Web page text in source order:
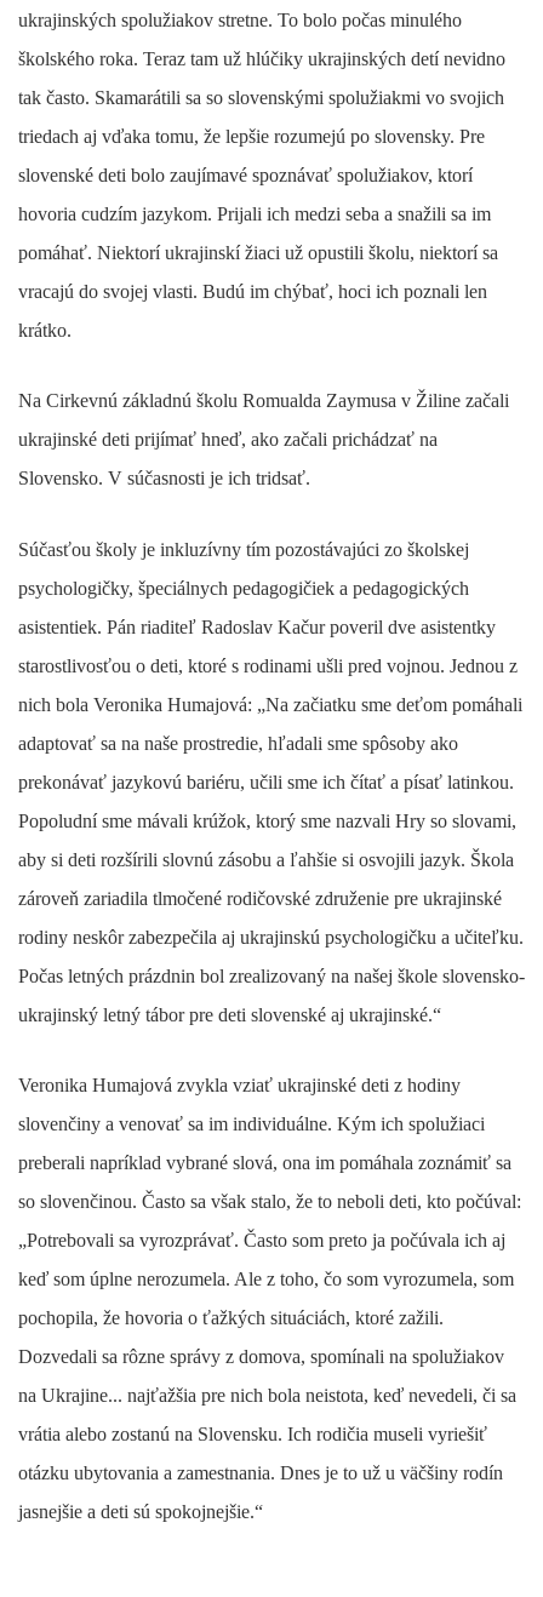
ukrajinských spolužiakov stretne. To bolo počas minulého
školského roka. Teraz tam už hlúčiky ukrajinských detí nevidno
tak často. Skamarátili sa so slovenskými spolužiakmi vo svojich
triedach aj vďaka tomu, že lepšie rozumejú po slovensky. Pre
slovenské deti bolo zaujímavé spoznávať spolužiakov, ktorí
hovoria cudzím jazykom. Prijali ich medzi seba a snažili sa im
pomáhať. Niektorí ukrajinskí žiaci už opustili školu, niektorí sa
vracajú do svojej vlasti. Budú im chýbať, hoci ich poznali len
krátko.
Na Cirkevnú základnú školu Romualda Zaymusa v Žiline začali
ukrajinské deti prijímať hneď, ako začali prichádzať na
Slovensko. V súčasnosti je ich tridsať.
Súčasťou školy je inkluzívny tím pozostávajúci zo školskej
psychologičky, špeciálnych pedagogičiek a pedagogických
asistentiek. Pán riaditeľ Radoslav Kačur poveril dve asistentky
starostlivosťou o deti, ktoré s rodinami ušli pred vojnou. Jednou z
nich bola Veronika Humajová: „Na začiatku sme deťom pomáhali
adaptovať sa na naše prostredie, hľadali sme spôsoby ako
prekonávať jazykovú bariéru, učili sme ich čítať a písať latinkou.
Popoludní sme mávali krúžok, ktorý sme nazvali Hry so slovami,
aby si deti rozšírili slovnú zásobu a ľahšie si osvojili jazyk. Škola
zároveň zariadila tlmočené rodičovské združenie pre ukrajinské
rodiny neskôr zabezpečila aj ukrajinskú psychologičku a učiteľku.
Počas letných prázdnin bol zrealizovaný na našej škole slovensko-
ukrajinský letný tábor pre deti slovenské aj ukrajinské.“
Veronika Humajová zvykla vziať ukrajinské deti z hodiny
slovenčiny a venovať sa im individuálne. Kým ich spolužiaci
preberali napríklad vybrané slová, ona im pomáhala zoznámiť sa
so slovenčinou. Často sa však stalo, že to neboli deti, kto počúval:
„Potrebovali sa vyrozprávať. Často som preto ja počúvala ich aj
keď som úplne nerozumela. Ale z toho, čo som vyrozumela, som
pochopila, že hovoria o ťažkých situáciách, ktoré zažili.
Dozvedali sa rôzne správy z domova, spomínali na spolužiakov
na Ukrajine... najťažšia pre nich bola neistota, keď nevedeli, či sa
vrátia alebo zostanú na Slovensku. Ich rodičia museli vyriešiť
otázku ubytovania a zamestnania. Dnes je to už u väčšiny rodín
jasnejšie a deti sú spokojnejšie.“